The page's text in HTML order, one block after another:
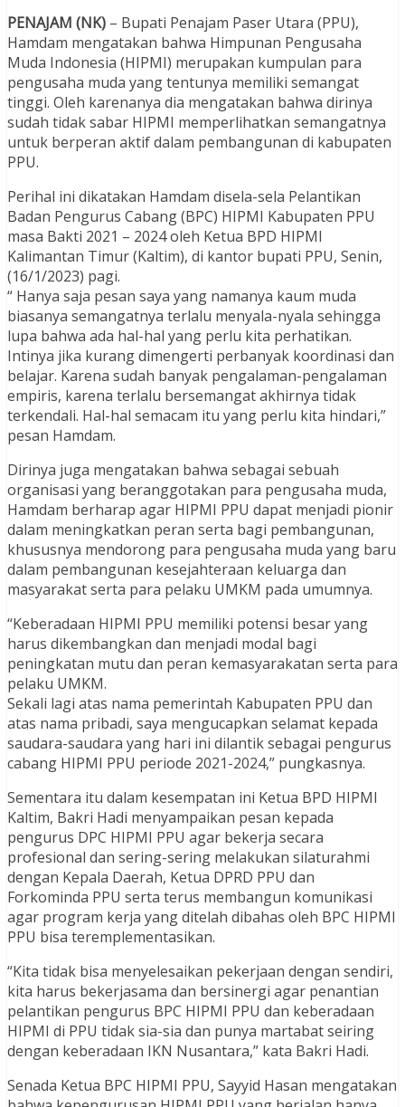
PENAJAM (NK) – Bupati Penajam Paser Utara (PPU),
Hamdam mengatakan bahwa Himpunan Pengusaha
Muda Indonesia (HIPMI) merupakan kumpulan para
pengusaha muda yang tentunya memiliki semangat
tinggi. Oleh karenanya dia mengatakan bahwa dirinya
sudah tidak sabar HIPMI memperlihatkan semangatnya
untuk berperan aktif dalam pembangunan di kabupaten
PPU.
Perihal ini dikatakan Hamdam disela-sela Pelantikan
Badan Pengurus Cabang (BPC) HIPMI Kabupaten PPU
masa Bakti 2021 – 2024 oleh Ketua BPD HIPMI
Kalimantan Timur (Kaltim), di kantor bupati PPU, Senin,
(16/1/2023) pagi.
“ Hanya saja pesan saya yang namanya kaum muda
biasanya semangatnya terlalu menyala-nyala sehingga
lupa bahwa ada hal-hal yang perlu kita perhatikan.
Intinya jika kurang dimengerti perbanyak koordinasi dan
belajar. Karena sudah banyak pengalaman-pengalaman
empiris, karena terlalu bersemangat akhirnya tidak
terkendali. Hal-hal semacam itu yang perlu kita hindari,”
pesan Hamdam.
Dirinya juga mengatakan bahwa sebagai sebuah
organisasi yang beranggotakan para pengusaha muda,
Hamdam berharap agar HIPMI PPU dapat menjadi pionir
dalam meningkatkan peran serta bagi pembangunan,
khususnya mendorong para pengusaha muda yang baru
dalam pembangunan kesejahteraan keluarga dan
masyarakat serta para pelaku UMKM pada umumnya.
“Keberadaan HIPMI PPU memiliki potensi besar yang
harus dikembangkan dan menjadi modal bagi
peningkatan mutu dan peran kemasyarakatan serta para
pelaku UMKM.
Sekali lagi atas nama pemerintah Kabupaten PPU dan
atas nama pribadi, saya mengucapkan selamat kepada
saudara-saudara yang hari ini dilantik sebagai pengurus
cabang HIPMI PPU periode 2021-2024,” pungkasnya.
Sementara itu dalam kesempatan ini Ketua BPD HIPMI
Kaltim, Bakri Hadi menyampaikan pesan kepada
pengurus DPC HIPMI PPU agar bekerja secara
profesional dan sering-sering melakukan silaturahmi
dengan Kepala Daerah, Ketua DPRD PPU dan
Forkominda PPU serta terus membangun komunikasi
agar program kerja yang ditelah dibahas oleh BPC HIPMI
PPU bisa teremplementasikan.
“Kita tidak bisa menyelesaikan pekerjaan dengan sendiri,
kita harus bekerjasama dan bersinergi agar penantian
pelantikan pengurus BPC HIPMI PPU dan keberadaan
HIPMI di PPU tidak sia-sia dan punya martabat seiring
dengan keberadaan IKN Nusantara,” kata Bakri Hadi.
Senada Ketua BPC HIPMI PPU, Sayyid Hasan mengatakan